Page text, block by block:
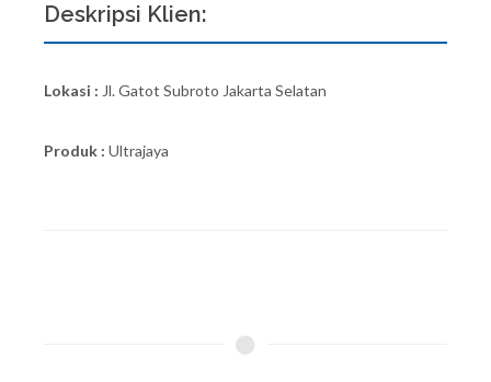
Deskripsi Klien:
Lokasi : Jl. Gatot Subroto Jakarta Selatan
Produk : Ultrajaya